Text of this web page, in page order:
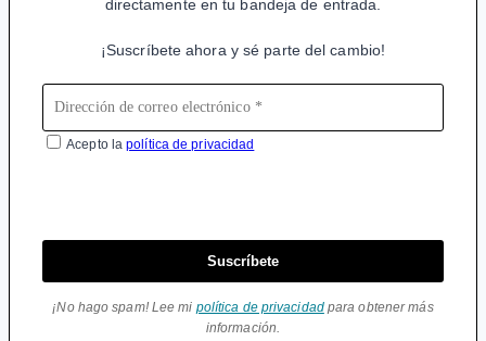
directamente en tu bandeja de entrada.
¡Suscríbete ahora y sé parte del cambio!
Acepto lapolítica de privacidad
Suscríbete
¡No hago spam! Lee mi política de privacidadpara obtener más
información.